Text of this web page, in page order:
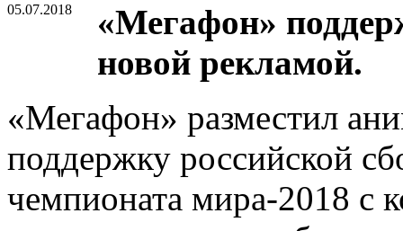
05.07.2018
«Мегафон»
новой рекламой.
«Мегафон» разместил
поддержку российской
чемпионата мира-2018 с